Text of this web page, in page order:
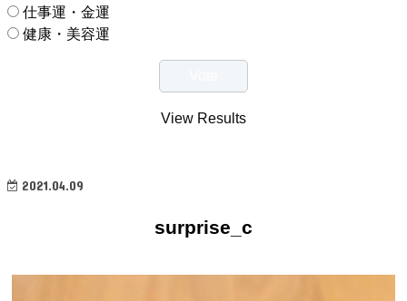
仕事運・金運
健康・美容運
View Results
2021.04.09
surprise_c